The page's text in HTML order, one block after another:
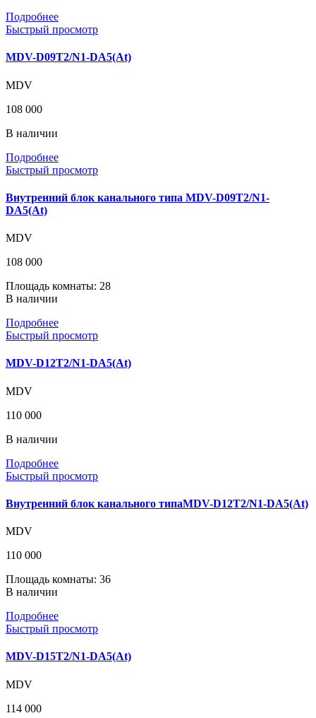
Подробнее
Быстрый просмотр
MDV-D09T2/N1-DA5(At)
MDV
108 000
В наличии
Подробнее
Быстрый просмотр
Внутренний блок канального типа MDV-D09T2/N1-
DA5(At)
MDV
108 000
Площадь комнаты: 28
В наличии
Подробнее
Быстрый просмотр
MDV-D12T2/N1-DA5(At)
MDV
110 000
В наличии
Подробнее
Быстрый просмотр
Внутренний блок канального типаMDV-D12T2/N1-DA5(At)
MDV
110 000
Площадь комнаты: 36
В наличии
Подробнее
Быстрый просмотр
MDV-D15T2/N1-DA5(At)
MDV
114 000